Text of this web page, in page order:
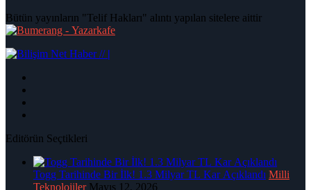
Bütün yayınların "Telif Hakları" alıntı yapılan sitelere aittir
|
Editörün Seçtikleri
Togg Tarihinde Bir İlk! 1.3 Milyar TL Kar Açıklandı Milli
Teknolojiler Mayıs 12, 2026